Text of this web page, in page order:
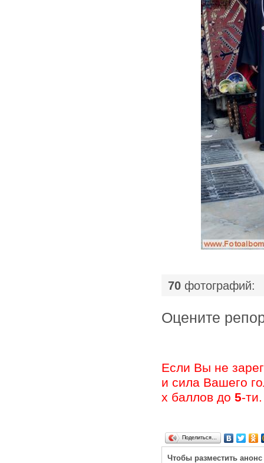
70 фотографий:
Оцените
Если Вы не
и сила Вашего
х баллов до 5-ти.
Поделиться…
Чтобы разместить